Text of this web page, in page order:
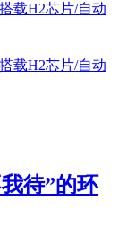
载H2芯片/自动
载H2芯片/自动
待”的环